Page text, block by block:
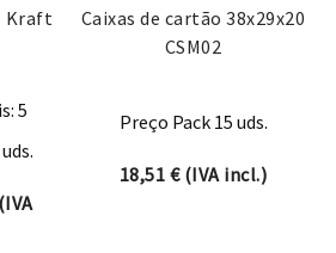
Kraft
5
range: 20,81 € through 95,95 €
Caixas de cartão 38x29x20
CSM02
Preço Pack 15 uds.
18,51 €(IVA incl.)